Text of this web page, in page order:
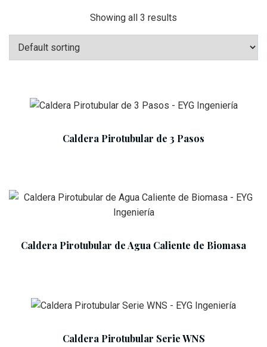
Showing all 3 results
Caldera Pirotubular de 3 Pasos
Caldera Pirotubular de Agua Caliente de Biomasa
Caldera Pirotubular Serie WNS